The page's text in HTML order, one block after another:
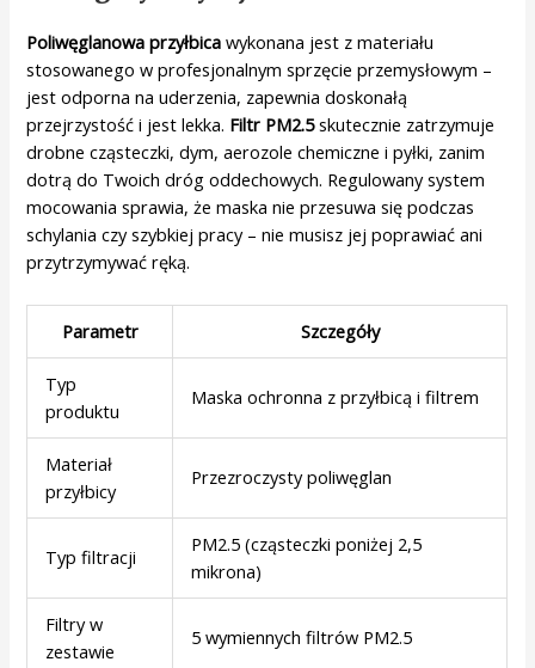
Poliwęglanowa przyłbica wykonana jest z materiału
stosowanego w profesjonalnym sprzęcie przemysłowym –
jest odporna na uderzenia, zapewnia doskonałą
przejrzystość i jest lekka. Filtr PM2.5skutecznie zatrzymuje
drobne cząsteczki, dym, aerozole chemiczne i pyłki, zanim
dotrą do Twoich dróg oddechowych. Regulowany system
mocowania sprawia, że maska nie przesuwa się podczas
schylania czy szybkiej pracy – nie musisz jej poprawiać ani
przytrzymywać ręką.
Parametr Szczegóły
Typ
produktu
Maska ochronna z przyłbicą i filtrem
Materiał
przyłbicy
Przezroczysty poliwęglan
Typ filtracji
PM2.5 (cząsteczki poniżej 2,5
mikrona)
Filtry w
zestawie
5 wymiennych filtrów PM2.5